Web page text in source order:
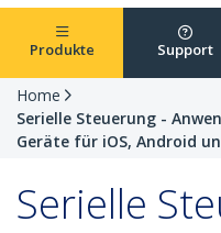
Produkte Support
Home
Serielle Steuerung -
Geräte für iOS, Android
Serielle